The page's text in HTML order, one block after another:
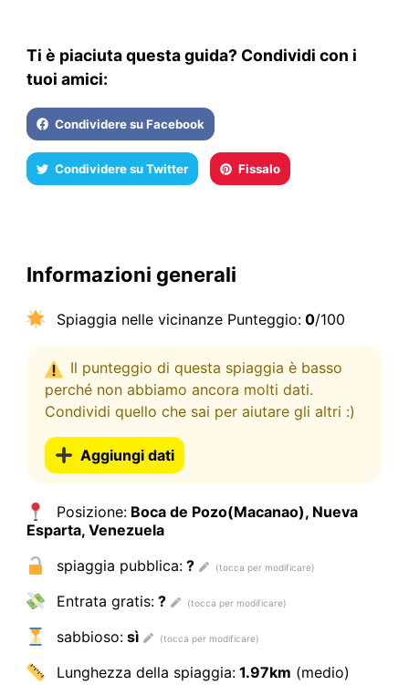
Ti è piaciuta questa guida? Condividi con i
tuoi amici:
Condividere su Facebook
Condividere su Twitter Fissalo
Informazioni generali
Spiaggia nelle vicinanze Punteggio:0/100
Il punteggio di questa spiaggia è basso
perché non abbiamo ancora molti dati.
Condividi quello che sai per aiutare gli altri :)
Aggiungi dati
Posizione:Boca de Pozo(Macanao), Nueva
Esparta, Venezuela
spiaggia pubblica:?
Entrata gratis:?
sabbioso:sì
Lunghezza della spiaggia:1.97km (medio)